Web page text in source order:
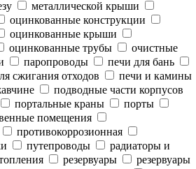
металлической крыши
оцинкованные конструкции
оцинкованные крыши
оцинкованные трубы
очистные
паропроводы
печи для бань
сжигания отходов
печи и камины
подводные части корпусов
портальные краны
порты
помещения
противокоррозионная
путепроводы
радиаторы и
резервуары
резервуары